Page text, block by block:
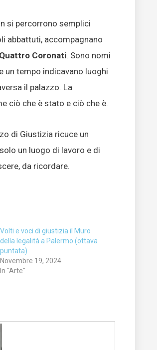
si percorrono semplici
abbattuti, accompagnano
Coronati. Sono nomi
un tempo indicavano luoghi
il palazzo. La
ciò che è stato e ciò che è.
di Giustizia ricuce un
un luogo di lavoro e di
da ricordare.
Volti e voci di giustizia il Muro
della legalità a Palermo (ottava
puntata)
Novembre 19, 2024
In "Arte"